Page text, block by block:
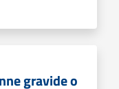
gravide o